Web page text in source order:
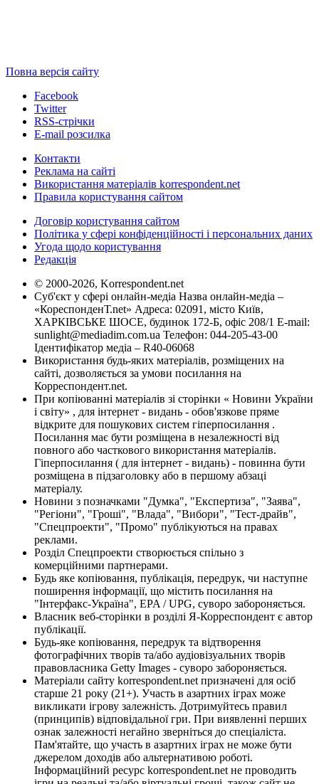
Повна версія сайту
Facebook
Twitter
RSS-стрічки
E-mail розсилка
Контакти
Реклама на сайті
Використання матеріалів korrespondent.net
Правила користування сайтом
Договір користування сайтом
Політика у сфері конфіденційності і персональних даних
Угода щодо користування
Редакція
© 2000-2026, Korrespondent.net
Суб'єкт у сфері онлайн-медіа Назва онлайн-медіа –
«КореспонденТ.net» Адреса: 02091, місто Київ,
ХАРКІВСЬКЕ ШОСЕ, будинок 172-Б, офіс 208/1 E-mail:
sunlight@mediadim.com.ua Телефон: 044-205-43-00
Ідентифікатор медіа – R40-06068
Використання будь-яких матеріалів, розміщених на
сайті, дозволяється за умови посилання на
Корреспондент.net.
При копіюванні матеріалів зі сторінки « Новини України
і світу» , для інтернет - видань - обов'язкове пряме
відкрите для пошукових систем гіперпосилання .
Посилання має бути розміщена в незалежності від
повного або часткового використання матеріалів.
Гіперпосилання ( для інтернет - видань) - повинна бути
розміщена в підзаголовку або в першому абзаці
матеріалу.
Новини з позначками "Думка", "Експертиза", "Заява",
"Регіони", "Гроші", "Влада", "Вибори", "Тест-драйв",
"Спецпроекти", "Промо" публікуються на правах
реклами.
Розділ Спецпроекти створюється спільно з
комерційними партнерами.
Будь яке копіювання, публікація, передрук, чи наступне
поширення інформації, що містить посилання на
"Інтерфакс-Україна", EPA / UPG, суворо забороняється.
Власник веб-сторінки в розділі Я-Корреспондент є автор
публікації.
Будь-яке копіювання, передрук та відтворення
фотографічних творів та/або аудіовізуальних творів
правовласника Getty Images - суворо забороняється.
Матеріали сайту korrespondent.net призначені для осіб
старше 21 року (21+). Участь в азартних іграх може
викликати ігрову залежність. Дотримуйтесь правил
(принципів) відповідальної гри. При виявленні перших
ознак залежності негайно зверніться до спеціаліста.
Пам'ятайте, що участь в азартних іграх не може бути
джерелом доходів або альтернативою роботі.
Інформаційний ресурс korrespondent.net не проводить